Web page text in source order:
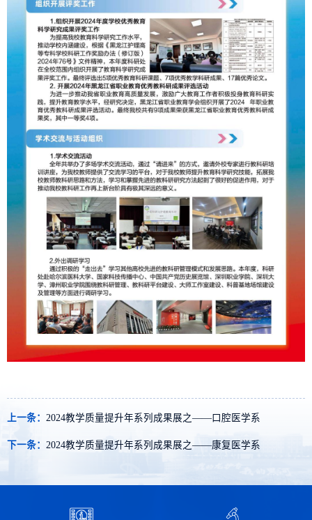
上一条： 2024教学质量提升年系列成果展之——口腔医学系
下一条： 2024教学质量提升年系列成果展之——康复医学系